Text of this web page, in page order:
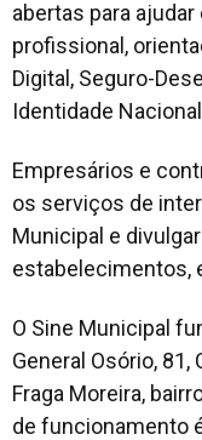
abertas para
profissional,
Digital, Seguro-
Identidade
Empresários e
os serviços de
Municipal e
estabelecimentos,
O Sine Municipal
General Osório, 81,
Fraga Moreira,
de funcionamento